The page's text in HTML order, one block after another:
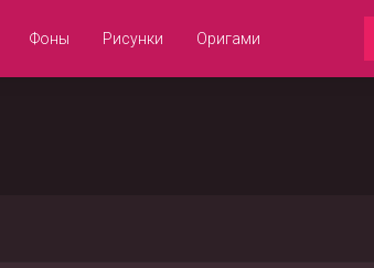
Фоны Рисунки Оригами